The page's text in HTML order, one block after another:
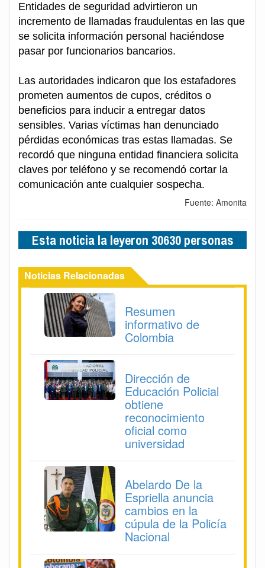
Entidades de seguridad advirtieron un
incremento de llamadas fraudulentas en las que
se solicita información personal haciéndose
pasar por funcionarios bancarios.
Las autoridades indicaron que los estafadores
prometen aumentos de cupos, créditos o
beneficios para inducir a entregar datos
sensibles. Varias víctimas han denunciado
pérdidas económicas tras estas llamadas. Se
recordó que ninguna entidad financiera solicita
claves por teléfono y se recomendó cortar la
comunicación ante cualquier sospecha.
Fuente: Amonita
Esta noticia la leyeron 30630 personas
Noticias Relacionadas
Resumen
informativo de
Colombia
Dirección de
Educación Policial
obtiene
reconocimiento
oficial como
universidad
Abelardo De la
Espriella anuncia
cambios en la
cúpula de la Policía
Nacional